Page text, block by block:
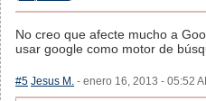
No creo que afecte mucho a
usar google como motor de
#5 Jesus M. - enero 16, 2013 - 05:52